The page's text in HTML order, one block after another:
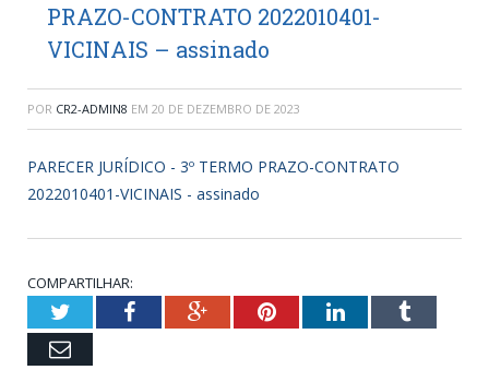
PRAZO-CONTRATO 2022010401-
VICINAIS – assinado
POR CR2-ADMIN8 EM 20 DE DEZEMBRO DE 2023
PARECER JURÍDICO - 3º TERMO PRAZO-CONTRATO
2022010401-VICINAIS - assinado
COMPARTILHAR:
TwitterFacebookGoogle+PinterestLinkedInTumblr
Email